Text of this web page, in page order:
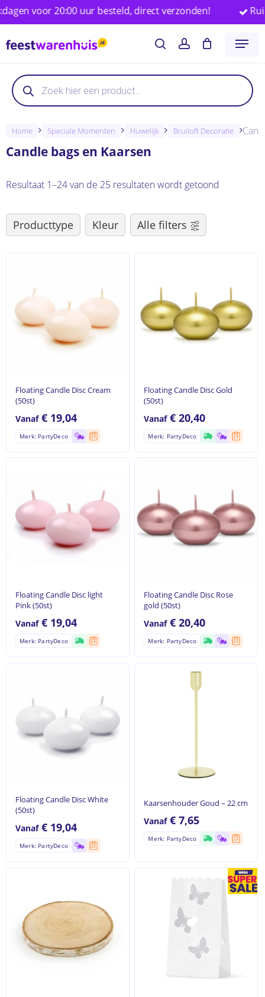
Skip
to
main
voor 20:00 uur besteld, direct verzonden! Ruim
Producten
zoeken
searchaccount
Menu
Winkelwagen Close
Producten
zoeken
Home Speciale Momenten Huwelijk Bruiloft Decoratie
Candle bags en Kaarsen
Resultaat 1–24 van de 25 resultaten wordt getoond
Producttype Kleur Alle filters
Floating Candle Disc Cream
(50st)
Vanaf€ 19,04
Merk: PartyDeco
Floating Candle Disc Gold
(50st)
Vanaf€20,40
Merk: PartyDeco
Floating Candle Disc light
Pink (50st)
Vanaf€ 19,04
Merk: PartyDeco
Floating Candle Disc Rose
gold (50st)
Vanaf€20,40
Merk: PartyDeco
Floating Candle Disc White
(50st)
Vanaf€ 19,04
Merk: PartyDeco
Kaarsenhouder Goud – 22 cm
Vanaf€7,65
Merk: PartyDeco